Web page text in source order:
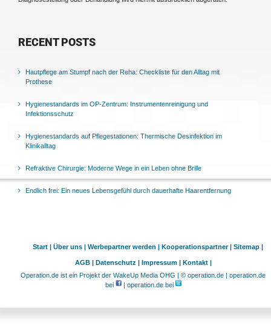
RECENT POSTS
Hautpflege am Stumpf nach der Reha: Checkliste für den Alltag mit
Prothese
Hygienestandards im OP-Zentrum: Instrumentenreinigung und
Infektionsschutz
Hygienestandards auf Pflegestationen: Thermische Desinfektion im
Klinikalltag
Refraktive Chirurgie: Moderne Wege in ein Leben ohne Brille
Endlich frei: Ein neues Lebensgefühl durch dauerhafte Haarentfernung
Start | Über uns | Werbepartner werden | Kooperationspartner | Sitemap |
AGB | Datenschutz | Impressum | Kontakt |
Operation.de ist ein Projekt der WakeUp Media OHG | © operation.de | operation.de
bei
| operation.de bei